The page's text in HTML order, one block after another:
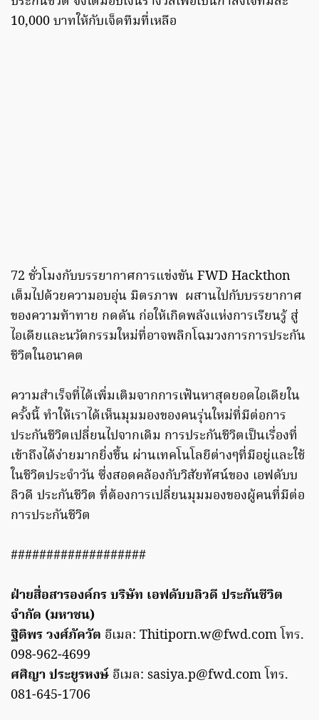
10,000 บาทให้กับเจ็ดทีมที่เหลือ
72 ชั่วโมงกับบรรยากาศการแข่งขัน FWD Hackthon
เต็มไปด้วยความอบอุ่น มิตรภาพ ผสานไปกับบรรยากาศ
ของความท้าทาย กดดัน ก่อให้เกิดพลังแห่งการเรียนรู้ สู่
ไอเดียและนวัตกรรมใหม่ที่อาจพลิกโฉมวงการการประกัน
ชีวิตในอนาคต
ความสำเร็จที่ได้เพิ่มเติมจากการเฟ้นหาสุดยอดไอเดียใน
ครั้งนี้ ทำให้เราได้เห็นมุมมองของคนรุ่นใหม่ที่มีต่อการ
ประกันชีวิตเปลี่ยนไปจากเดิม การประกันชีวิตเป็นเรื่องที่
เข้าถึงได้ง่ายมากยิ่งขึ้น ผ่านเทคโนโลยีต่างๆที่มีอยู่และใช้
ในชีวิตประจำวัน ซึ่งสอดคล้องกับวิสัยทัศน์ของ เอฟดับบ
ลิวดี ประกันชีวิต ที่ต้องการเปลี่ยนมุมมองของผู้คนที่มีต่อ
การประกันชีวิต
###################
ฝ่ายสื่อสารองค์กร บริษัท เอฟดับบลิวดี ประกันชีวิต
จำกัด (มหาชน)
ฐิติพร วงศ์ภัควัต อีเมล: Thitiporn.w@fwd.com โทร.
098-962-4699
ศศิญา ประยูรหงษ์ อีเมล: sasiya.p@fwd.com โทร.
081-645-1706